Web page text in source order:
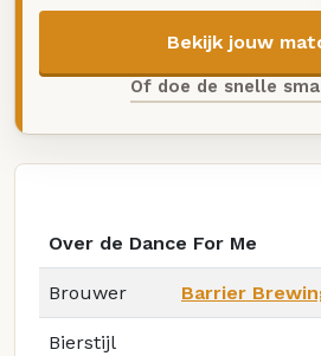
Bekijk jouw
Of doe de snelle
Over de Dance For Me
Brouwer Barrier
Bierstijl